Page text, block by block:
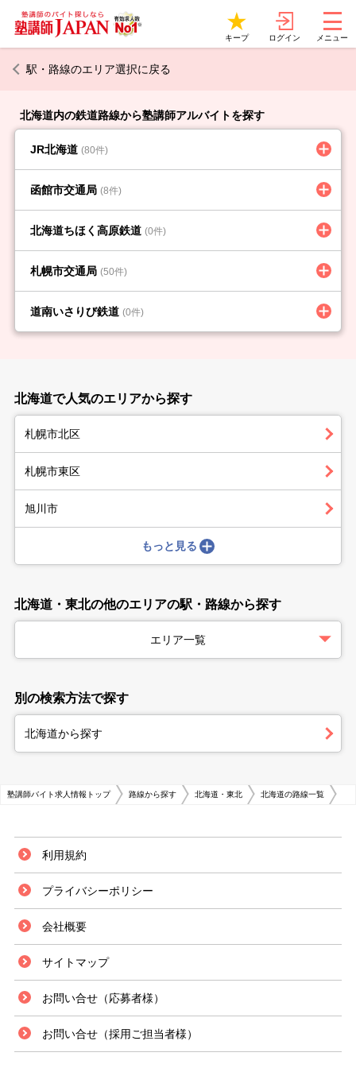
キープ ログイン メニュー
駅・路線のエリア選択に戻る
北海道内の鉄道路線から塾講師アルバイトを探す
JR北海道 (80件)
函館市交通局 (8件)
北海道ちほく高原鉄道 (0件)
札幌市交通局 (50件)
道南いさりび鉄道 (0件)
北海道で人気のエリアから探す
札幌市北区
札幌市東区
旭川市
もっと見る
北海道・東北の他のエリアの駅・路線から探す
エリア一覧
別の検索方法で探す
北海道から探す
塾講師バイト求人情報トップ 路線から探す 北海道・東北 北海道の路線一覧
利用規約
プライバシーポリシー
会社概要
サイトマップ
お問い合せ（応募者様）
お問い合せ（採用ご担当者様）